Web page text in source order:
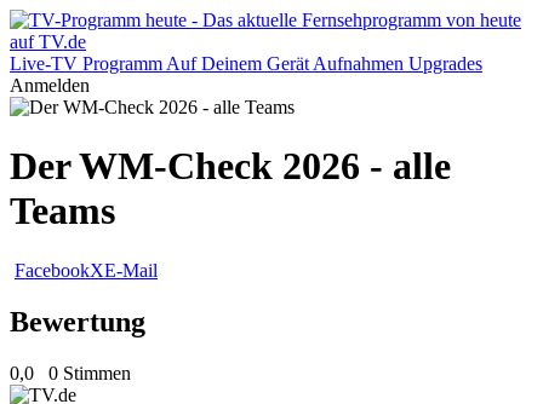
Live-TV Programm Auf Deinem Gerät Aufnahmen Upgrades
Anmelden
Der WM-Check 2026 - alle
Teams
FacebookXE-Mail
Bewertung
0,0 0 Stimmen